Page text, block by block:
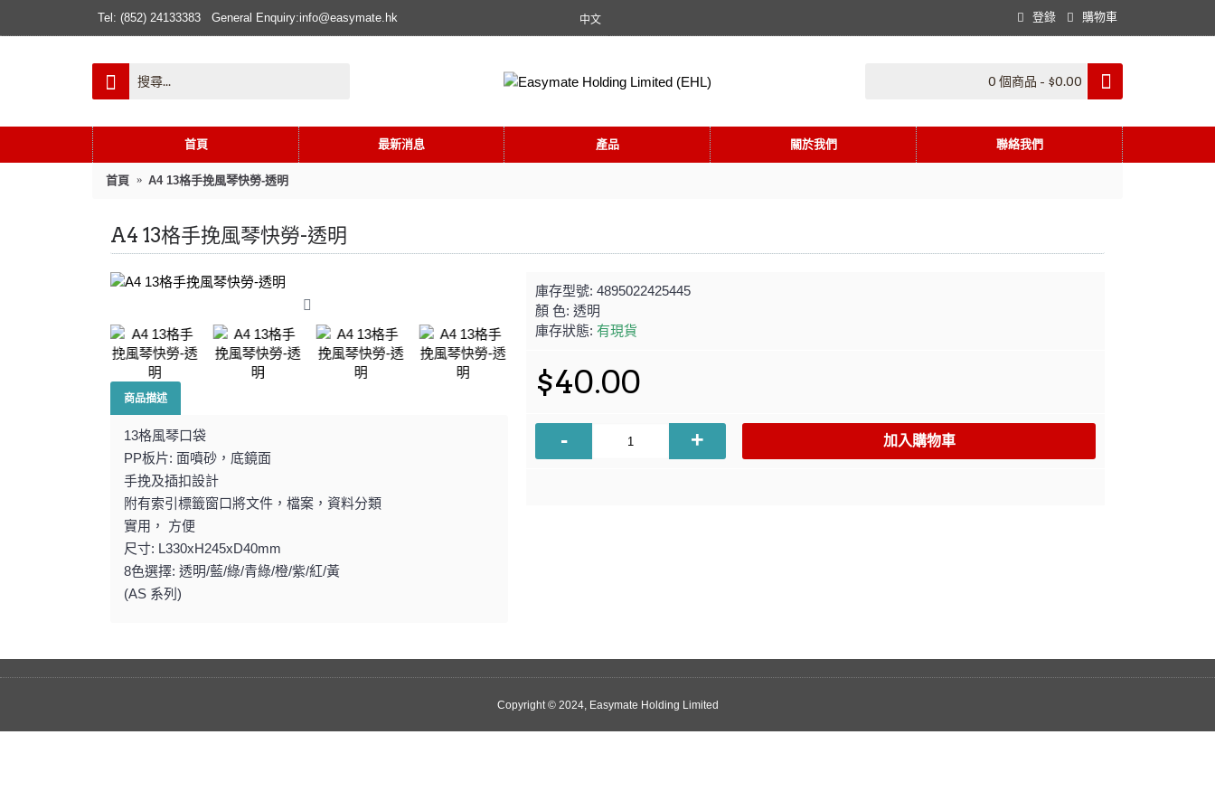
Tel: (852) 24133383 General Enquiry:info@easymate.hk 中文 登錄 購物車
0 個商品 - $0.00
首頁 最新消息 產品 關於我們 聯絡我們
首頁 A4 13格手挽風琴快勞-透明
A4 13格手挽風琴快勞-透明
商品描述
13格風琴口袋
PP板片: 面噴砂，底鏡面
手挽及插扣設計
附有索引標籤窗口將文件，檔案，資料分類
實用， 方便
尺寸: L330xH245xD40mm
8色選擇: 透明/藍/綠/青綠/橙/紫/紅/黃
(AS 系列)
庫存型號: 4895022425445
顏 色: 透明
庫存狀態: 有現貨
$40.00
- + 加入購物車
Copyright © 2024, Easymate Holding Limited